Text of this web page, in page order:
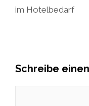
im Hotelbedarf
Schreibe